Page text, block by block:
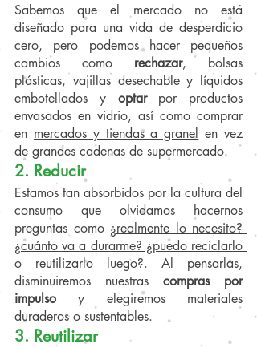
Sabemos que el mercado no está
diseñado para una vida de desperdicio
cero, pero podemos hacer pequeños
cambios como rechazar, bolsas
plásticas, vajillas desechable y líquidos
embotellados y optar por productos
envasados en vidrio, así como comprar
en mercados y tiendas a granel en vez
de grandes cadenas de supermercado.
2. Reducir
Estamos tan absorbidos por la cultura del
consumo que olvidamos hacernos
preguntas como ¿realmente lo necesito?
¿cuánto va a durarme? ¿puedo reciclarlo
o reutilizarlo luego?. Al pensarlas,
disminuiremos nuestras compras por
impulso y elegiremos materiales
duraderos o sustentables.
3. Reutilizar